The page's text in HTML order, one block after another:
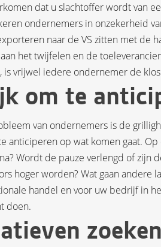
dat u slachtoffer wordt van
ondernemers in onzekerheid
naar de VS zitten met de
het twijfelen en de
is vrijwel iedere ondernemer de
om te
van ondernemers is de
anticiperen op wat komen gaat.
Wordt de pauze verlengd of zijn
hoger worden? Wat gaan andere
handel en voor uw bedrijf in
doen.
zoeken